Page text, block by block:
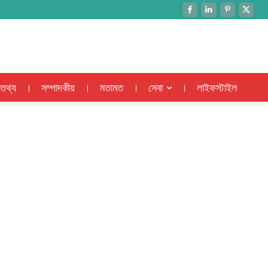
সম্পাদকীয় মতামত সেবা লাইফস্টাইল